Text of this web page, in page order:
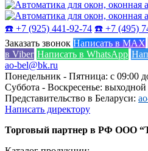
☎️ +7 (925) 441-92-74 ☎️ +7 (495)
Заказать звонок Написать в MAX
в Viber Написать в WhatsApp
ao-bel@bk.ru
Понедельник - Пятница: с 09:00
Суббота - Воскресенье: выходной
Представительство в Беларуси:
Написать директору
Торговый партнер в РФ ООО